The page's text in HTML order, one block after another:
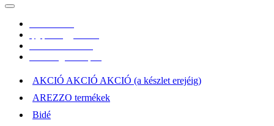
AKCIÓ AKCIÓ AKCIÓ (a készlet erejéig)
AREZZO termékek
Bidé